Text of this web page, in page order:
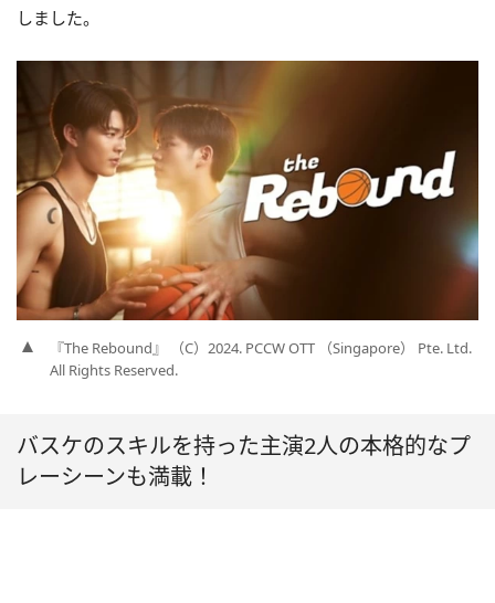
しました。
『The Rebound』 （C）2024. PCCW OTT （Singapore） Pte. Ltd.
All Rights Reserved.
バスケのスキルを持った主演2人の本格的なプ
レーシーンも満載！